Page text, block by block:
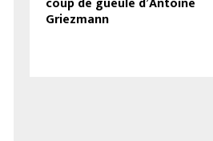
Griezmann